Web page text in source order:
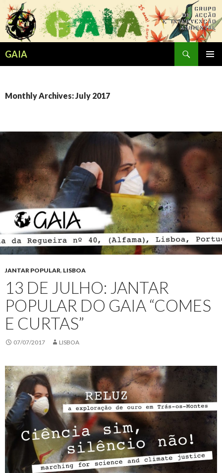
GAIA
Monthly Archives: July 2017
JANTAR POPULAR, LISBOA
13 DE JULHO: JANTAR
POPULAR DO GAIA “COMES
E CURTAS”
07/07/2017 LISBOA